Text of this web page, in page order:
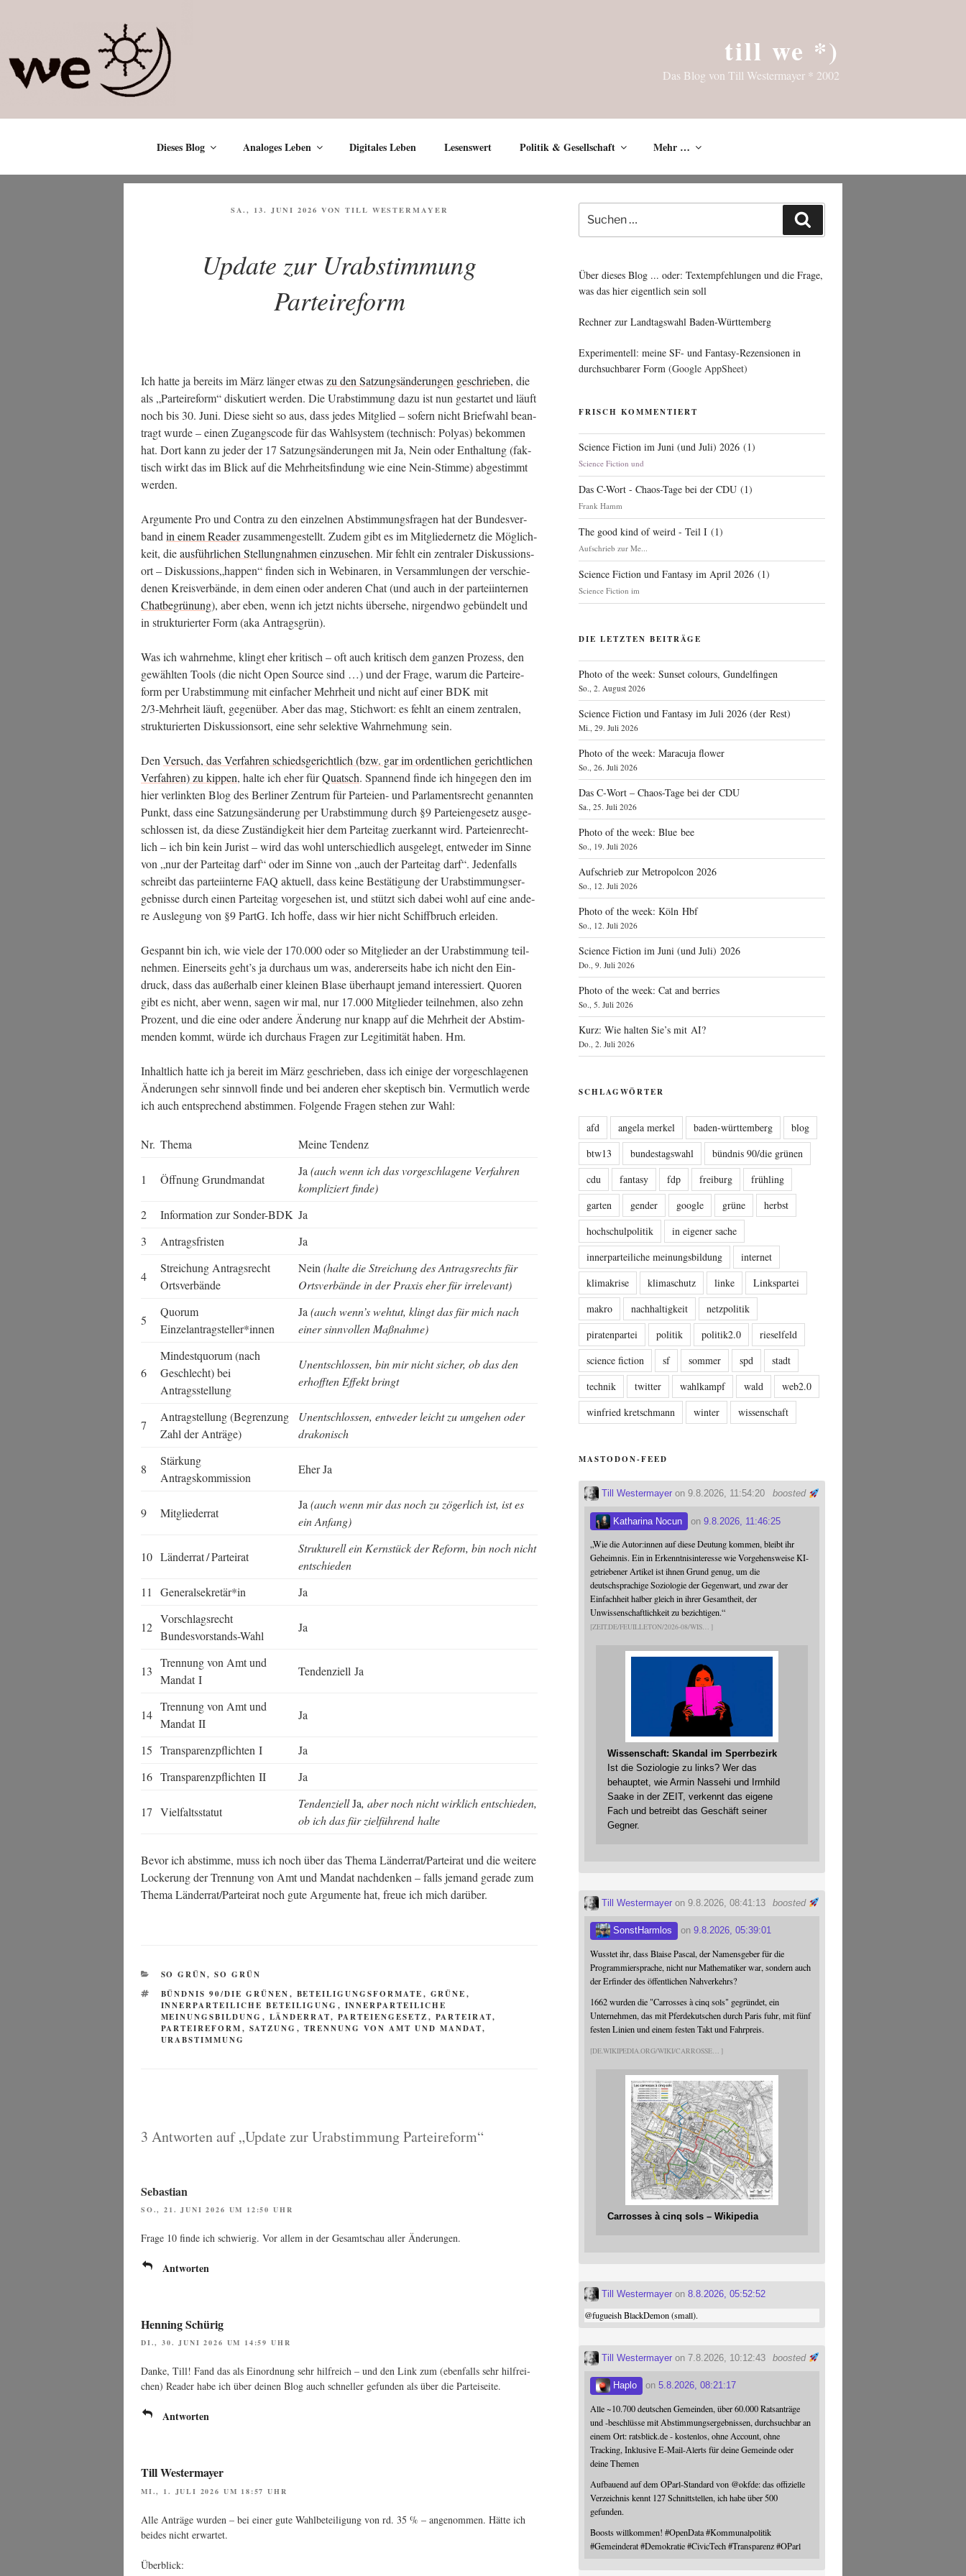
till we *)
Das Blog von Till Westermayer * 2002
Dieses Blog Analoges Leben Digitales Leben Lesenswert Politik & Gesellschaft Mehr …
VERÖFFENTLICHT
SA., 13. JUNI 2026 VONTILL WESTERMAYER
Update zur Urabstimmung
Parteireform
Ich hat­te ja bereits im März län­ger etwaszu den Sat­zungs­än­de­run­gen geschrie­ben, die
als „Par­tei­re­form“ dis­ku­tiert wer­den. Die Urab­stim­mung dazu ist nun gestar­tet und läuft
noch bis 30. Juni. Die­se sieht so aus, dass jedes Mit­glied – sofern nicht Brief­wahl bean­
tragt wur­de – einen Zugangs­code für das Wahl­sys­tem (tech­nisch: Poly­as) bekom­men
hat. Dort kann zu jeder der 17 Sat­zungs­än­de­run­gen mit Ja, Nein oder Ent­hal­tung (fak­
tisch wirkt das im Blick auf die Mehr­heits­fin­dung wie eine Nein-Stim­me) abge­stimmt
werden.
Argu­men­te Pro und Con­tra zu den ein­zel­nen Abstim­mungs­fra­gen hat der Bun­des­ver­
band in einem Rea­derzusam­men­ge­stellt. Zudem gibt es im Mit­glie­der­netz die Mög­lich­
keit, dieaus­führ­li­chen Stel­lung­nah­men ein­zu­se­hen. Mir fehlt ein zen­tra­ler Dis­kus­si­ons­
ort – Diskussions„happen“ fin­den sich in Web­i­na­ren, in Ver­samm­lun­gen der ver­schie­
de­nen Kreis­ver­bän­de, in dem einen oder ande­ren Chat (und auch in der par­tei­in­ter­nen
Chat­be­grü­nung), aber eben, wenn ich jetzt nichts über­se­he, nir­gend­wo gebün­delt und
in struk­tu­rier­ter Form (aka Antragsgrün).
Was ich wahr­neh­me, klingt eher kri­tisch – oft auch kri­tisch dem gan­zen Pro­zess, den
gewähl­ten Tools (die nicht Open Source sind …) und der Fra­ge, war­um die Par­tei­re­
form per Urab­stim­mung mit ein­fa­cher Mehr­heit und nicht auf einer BDK mit
2/3‑Mehrheit läuft, gegen­über. Aber das mag, Stich­wort: es fehlt an einem zen­tra­len,
struk­tu­rier­ten Dis­kus­si­ons­ort, eine sehr selek­ti­ve Wahr­neh­mung sein.
Den Ver­such, das Ver­fah­ren schieds­ge­richt­lich (bzw. gar im ordent­li­chen gericht­li­chen
Ver­fah­ren) zu kip­pen, hal­te ich eher fürQuatsch. Span­nend fin­de ich hin­ge­gen den im
hier ver­link­ten Blog des Ber­li­ner Zen­trum für Par­tei­en- und Par­la­ments­recht genann­ten
Punkt, dass eine Sat­zungs­än­de­rung per Urab­stim­mung durch §9 Par­tei­en­gesetz aus­ge­
schlos­sen ist, da die­se Zustän­dig­keit hier dem Par­tei­tag zuer­kannt wird. Par­tei­en­recht­
lich – ich bin kein Jurist – wird das wohl unter­schied­lich aus­ge­legt, ent­we­der im Sin­ne
von „nur der Par­tei­tag darf“ oder im Sin­ne von „auch der Par­tei­tag darf“. Jeden­falls
schreibt das par­tei­in­ter­ne FAQ aktu­ell, dass kei­ne Bestä­ti­gung der Urab­stim­mungs­er­
geb­nis­se durch einen Par­tei­tag vor­ge­se­hen ist, und stützt sich dabei wohl auf eine ande­
re Aus­le­gung von §9 PartG. Ich hof­fe, dass wir hier nicht Schiff­bruch erleiden.
Gespannt bin ich, wie vie­le der 170.000 oder so Mit­glie­der an der Urab­stim­mung teil­
neh­men. Einer­seits geht’s ja durch­aus um was, ande­rer­seits habe ich nicht den Ein­
druck, dass das außer­halb einer klei­nen Bla­se über­haupt jemand inter­es­siert. Quo­ren
gibt es nicht, aber wenn, sagen wir mal, nur 17.000 Mit­glie­der teil­neh­men, also zehn
Pro­zent, und die eine oder ande­re Ände­rung nur knapp auf die Mehr­heit der Abstim­
men­den kommt, wür­de ich durch­aus Fra­gen zur Legi­ti­mi­tät haben. Hm.
Inhalt­lich hat­te ich ja bereit im März geschrie­ben, dass ich eini­ge der vor­ge­schla­ge­nen
Ände­run­gen sehr sinn­voll fin­de und bei ande­ren eher skep­tisch bin. Ver­mut­lich wer­de
ich auch ent­spre­chend abstim­men. Fol­gen­de Fra­gen ste­hen zur Wahl:
Nr. The­ma Mei­ne Tendenz
1 Öff­nung Grundmandat
Ja (auch wenn ich das vor­ge­schla­ge­ne Ver­fah­ren
kom­pli­ziert finde)
2
Infor­ma­ti­on zur Sonder-BDK Ja
3
Antrags­fris­ten Ja
4
Strei­chung Antrags­recht
Ortsverbände
Nein (hal­te die Strei­chung des Antrags­rechts für
Orts­ver­bän­de in der Pra­xis eher für irrelevant)
5
Quo­rum
Einzelantragsteller*innen
Ja (auch wenn’s weh­tut, klingt das für mich nach
einer sinn­vol­len Maßnahme)
6
Min­dest­quo­rum (nach
Geschlecht) bei
Antragsstellung
Unent­schlos­sen, bin mir nicht sicher, ob das den
erhoff­ten Effekt bringt
7
Antrag­stel­lung (Begren­zung
Zahl der Anträge)
Unent­schlos­sen, ent­we­der leicht zu umge­hen oder
drakonisch
8
Stär­kung
Antragskommission
Eher Ja
9 Mit­glie­der­rat
Ja (auch wenn mir das noch zu zöger­lich ist, ist es
ein Anfang)
10 Län­der­rat / Parteirat
Struk­tu­rell ein Kern­stück der Reform, bin noch nicht
entschieden
11
Generalsekretär*in Ja
12
Vor­schlags­recht
Bundesvorstands-Wahl
Ja
13
Tren­nung von Amt und
Man­dat I
Ten­den­zi­ell Ja
14
Tren­nung von Amt und
Man­dat II
Ja
15 Trans­pa­renz­pflich­ten I
Ja
16 Trans­pa­renz­pflich­ten II Ja
17 Viel­falts­sta­tut
Ten­den­zi­ellJa, aber noch nicht wirk­lich ent­schie­den,
ob ich das für ziel­füh­rend halte
Bevor ich abstim­me, muss ich noch über das The­ma Länderrat/Parteirat und die wei­te­re
Locke­rung der Tren­nung von Amt und Man­dat nach­den­ken – falls jemand gera­de zum
The­ma Länderrat/Parteirat noch gute Argu­men­te hat, freue ich mich darüber.
KATEGORIEN
SO GRÜN, SO GRÜN
SCHLAGWÖRTER
BÜNDNIS 90/DIE GRÜNEN, BETEILIGUNGSFORMATE, GRÜNE,
INNERPARTEILICHE BETEILIGUNG , INNERPARTEILICHE
MEINUNGSBILDUNG , LÄNDERRAT, PARTEIENGESETZ, PARTEIRAT,
PARTEIREFORM, SATZUNG , TRENNUNG VON AMT UND MANDAT,
URABSTIMMUNG
3 Antworten auf „Update zur Urabstimmung Parteireform“
Sebastian
SO., 21. JUNI 2026 UM 12:50 UHR
Fra­ge 10 fin­de ich schwie­rig. Vor allem in der Gesamt­schau aller Änderungen.
Antworten
Henning Schürig
DI., 30. JUNI 2026 UM 14:59 UHR
Dan­ke, Till! Fand das als Ein­ord­nung sehr hilf­reich – und den Link zum (eben­falls sehr hilf­rei­
chen) Rea­der habe ich über dei­nen Blog auch schnel­ler gefun­den als über die Parteiseite.
Antworten
Till Westermayer
MI., 1. JULI 2026 UM 18:57 UHR
Alle Anträ­ge wur­den – bei einer gute Wahl­be­tei­li­gung von rd. 35 % – ange­nom­men. Hät­te ich
bei­des nicht erwartet.
Über­blick:
nach:
Über dieses Blog ... oder: Textempfehlungen und die Frage,
was das hier eigentlich sein soll
Rechner zur Landtagswahl Baden-Württemberg
Experimentell: meine SF- und Fantasy-Rezensionen in
durchsuchbarer Form (Google AppSheet)
FRISCH KOMMENTIERT
Science Fiction im Juni (und Juli) 2026 (1)
Science Fiction und
Das C-Wort - Chaos-Tage bei der CDU (1)
Frank Hamm
The good kind of weird - Teil I (1)
Aufschrieb zur Me...
Science Fiction und Fantasy im April 2026 (1)
Science Fiction im
DIE LETZTEN BEITRÄGE
Photo of the week: Sunset colours, Gundelfingen
So., 2. August 2026
Science Fiction und Fantasy im Juli 2026 (der Rest)
Mi., 29. Juli 2026
Photo of the week: Maracuja flower
So., 26. Juli 2026
Das C‑Wort – Chaos-Tage bei der CDU
Sa., 25. Juli 2026
Photo of the week: Blue bee
So., 19. Juli 2026
Aufschrieb zur Metropolcon 2026
So., 12. Juli 2026
Photo of the week: Köln Hbf
So., 12. Juli 2026
Science Fiction im Juni (und Juli) 2026
Do., 9. Juli 2026
Photo of the week: Cat and berries
So., 5. Juli 2026
Kurz: Wie halten Sie’s mit AI?
Do., 2. Juli 2026
SCHLAGWÖRTER
afd angela merkel baden-württemberg
blog
btw13
bundestagswahl
bündnis 90/die grünen
cdu
fantasy fdp freiburg
frühling
garten
gender google grüne
herbst
hochschulpolitik
in eigener sache
innerparteiliche meinungsbildung
internet
klimakrise
klimaschutz linke
Linkspartei
makro
nachhaltigkeit
netzpolitik
piratenpartei
politik politik2.0
rieselfeld
science fiction
sf sommer spd
stadt
technik
twitter wahlkampf wald
web2.0
winfried kretschmann
winter wissenschaft
MASTODON-FEED
boosted
Till Westermayer on 9.8.2026, 11:54:20
Katharina Nocun on9.8.2026, 11:46:25
„Wie die Autor:innen auf diese Deutung kommen, bleibt ihr
Geheimnis. Ein in Erkenntnisinteresse wie Vorgehensweise KI-
getriebener Artikel ist ihnen Grund genug, um die
deutschsprachige Soziologie der Gegenwart, und zwar der
Einfachheit halber gleich in ihrer Gesamtheit, der
Unwissenschaftlichkeit zu bezichtigen.“
ZEIT.DE/FEUILLETON/2026-08/WIS
Wissenschaft: Skandal im Sperrbezirk
Ist die Soziologie zu links? Wer das
behauptet, wie Armin Nassehi und Irmhild
Saake in der ZEIT, verkennt das eigene
Fach und betreibt das Geschäft seiner
Gegner.
boosted
Till Westermayer on 9.8.2026, 08:41:13
SonstHarmlos on9.8.2026, 05:39:01
Wusstet ihr, dass Blaise Pascal, der Namensgeber für die
Programmiersprache, nicht nur Mathematiker war, sondern auch
der Erfinder des öffentlichen Nahverkehrs?
1662 wurden die "Carrosses à cinq sols" gegründet, ein
Unternehmen, das mit Pferdekutschen durch Paris fuhr, mit fünf
festen Linien und einem festen Takt und Fahrpreis.
DE.WIKIPEDIA.ORG/WIKI/CARROSSE
Carrosses à cinq sols – Wikipedia
Till Westermayer on8.8.2026, 05:52:52
@fugueishBlackDemon (small).
boosted
Till Westermayer on 7.8.2026, 10:12:43
Haplo on5.8.2026, 08:21:17
Alle ~10.700 deutschen Gemeinden, über 60.000 Ratsanträge
und -beschlüsse mit Abstimmungsergebnissen, durchsuchbar an
einem Ort: ratsblick.de - kostenlos, ohne Account, ohne
Tracking, Inklusive E-Mail-Alerts für deine Gemeinde oder
deine Themen
Aufbauend auf dem OParl-Standard von @okfde: das offizielle
Verzeichnis kennt 127 Schnittstellen, ich habe über 500
gefunden.
Boosts willkommen!#OpenData #Kommunalpolitik
#Gemeinderat #Demokratie #CivicTech #Transparenz #OParl